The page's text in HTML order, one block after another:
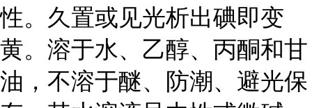
性。久置或见光析出碘即变
黄。溶于水、乙醇、丙酮和甘
油，不溶于醚、防潮、避光保